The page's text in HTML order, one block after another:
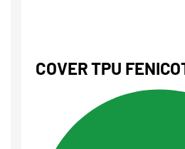
COVER TPU